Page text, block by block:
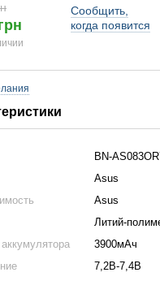
Сообщить,
когда появится
BN-
Asus
Asus
Литий-
3900мАч
7,2В-7,4В